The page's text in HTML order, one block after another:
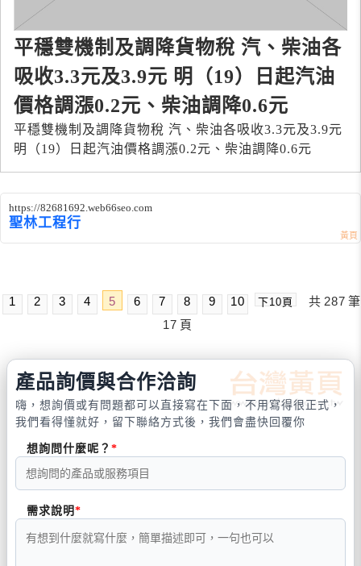
平穩雙機制及調降貨物稅 汽、柴油各
吸收3.3元及3.9元 明（19）日起汽油
價格調漲0.2元、柴油調降0.6元
平穩雙機制及調降貨物稅 汽、柴油各吸收3.3元及3.9元
明（19）日起汽油價格調漲0.2元、柴油調降0.6元
https://82681692.web66seo.com
聖林工程行
1 2 3 4 5 6 7 8 9 10 下10頁 共 287 筆
17 頁
產品詢價與合作洽詢
嗨，想詢價或有問題都可以直接寫在下面，不用寫得很正式，
我們看得懂就好，留下聯絡方式後，我們會盡快回覆你
想詢問什麼呢？
需求說明